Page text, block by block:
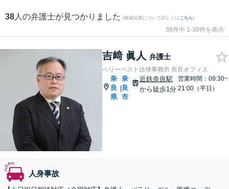
38 人の弁護士が見つかりました (検索結果について詳しくは こちら)
38件中 1-30件を表示
吉﨑 眞人 弁護士
ベリーベスト法律事務所 奈良オフィス
奈
良
県
|
奈
良
市
近鉄奈良駅
から徒歩1分
営業時間：09:30~
21:00（平日）
人身事故